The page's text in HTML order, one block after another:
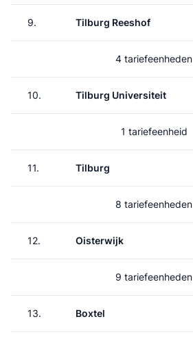
9. Tilburg Reeshof
4 tariefeenheden
10. Tilburg Universiteit
1 tariefeenheid
11. Tilburg
8 tariefeenheden
12. Oisterwijk
9 tariefeenheden
13. Boxtel